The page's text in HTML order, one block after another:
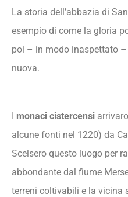
La storia dell’abbazia di
esempio di come la gloria
poi – in modo inaspettato
nuova.
I monaci cistercensi
alcune fonti nel 1220) da
Scelsero questo luogo per
abbondante dal fiume
terreni coltivabili e la vicina